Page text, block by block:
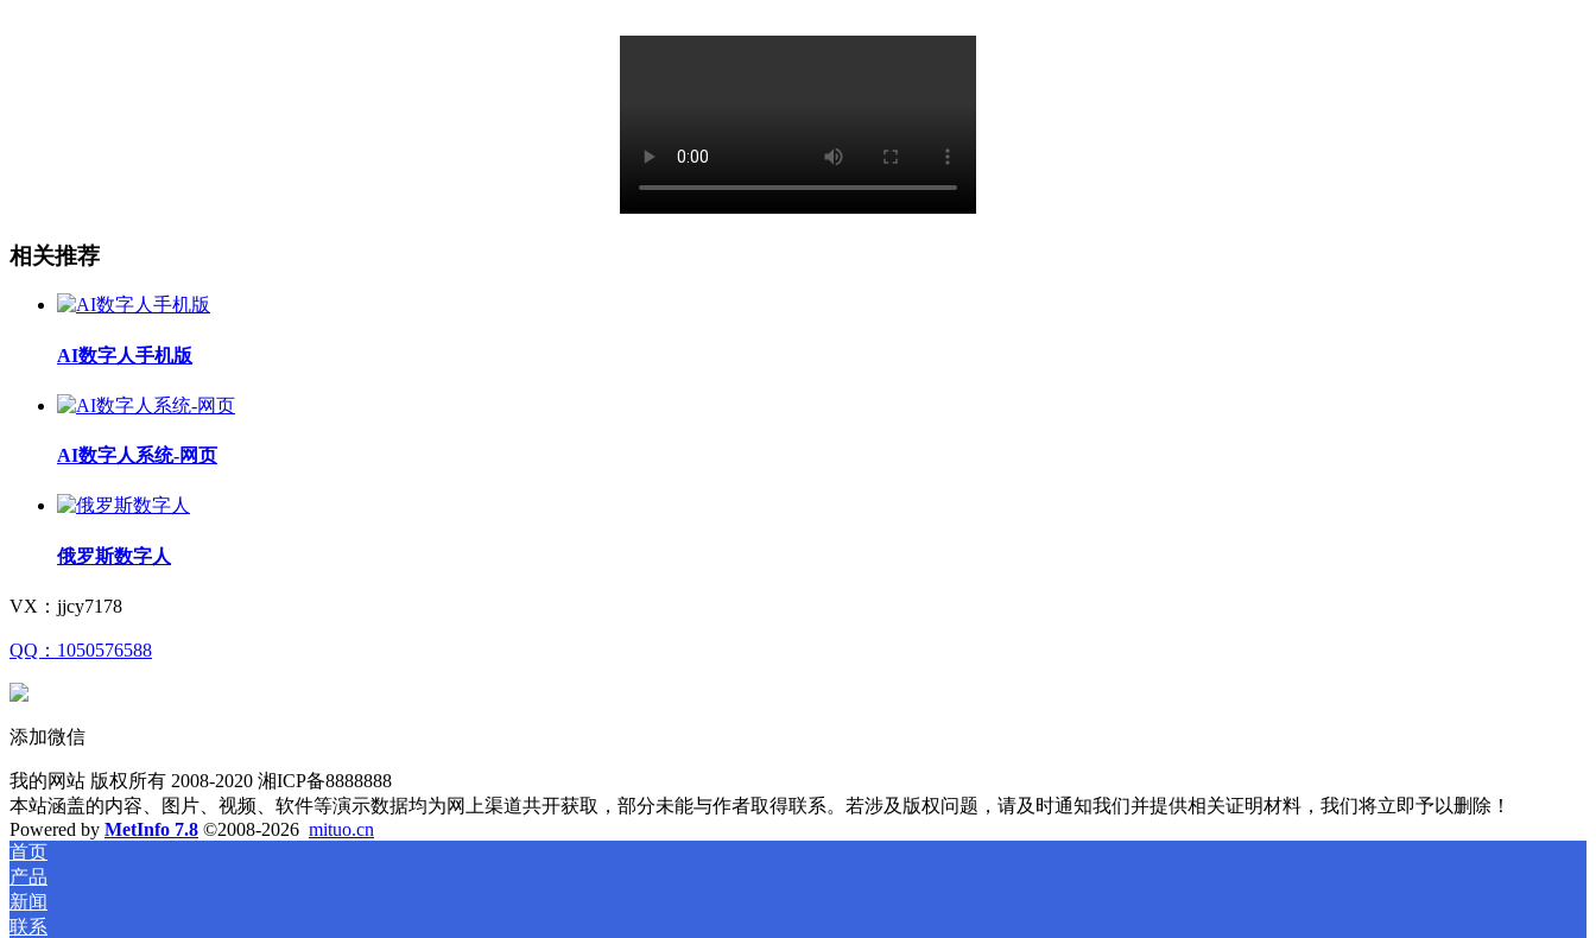
相关推荐
AI数字人手机版
AI数字人系统-网页
俄罗斯数字人
VX：jjcy7178
QQ：1050576588
添加微信
我的网站 版权所有 2008-2020 湘ICP备8888888
本站涵盖的内容、图片、视频、软件等演示数据均为网上渠道共开获取，部分未能与作者取得联系。若涉及版权问题，请及时通知我们并提供相关证明材料，我们将立即予以删除！
Powered by MetInfo 7.8 ©2008-2026 mituo.cn
首页
产品
新闻
联系